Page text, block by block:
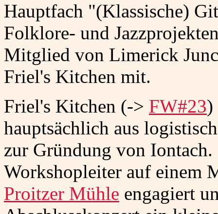
Hauptfach "(Klassische)
Folklore- und
Mitglied von Limerick
Friel's Kitchen mit.
Friel's Kitchen (-> FW#23)
hauptsächlich aus
zur Gründung von
Workshopleiter auf einem
Proitzer Mühle engagiert